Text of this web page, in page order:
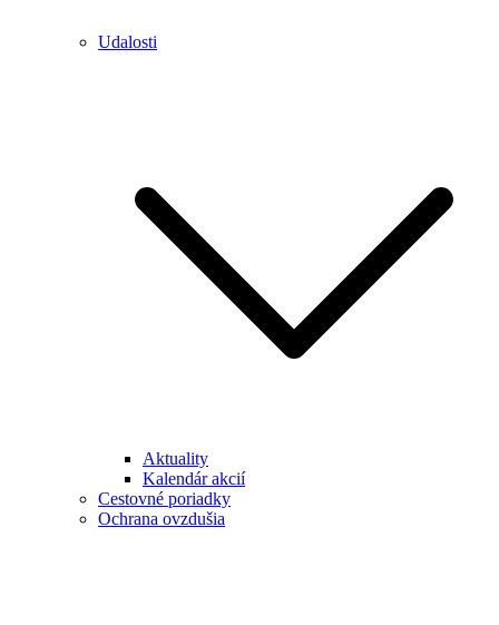
Udalosti
Aktuality
Kalendár akcií
Cestovné poriadky
Ochrana ovzdušia